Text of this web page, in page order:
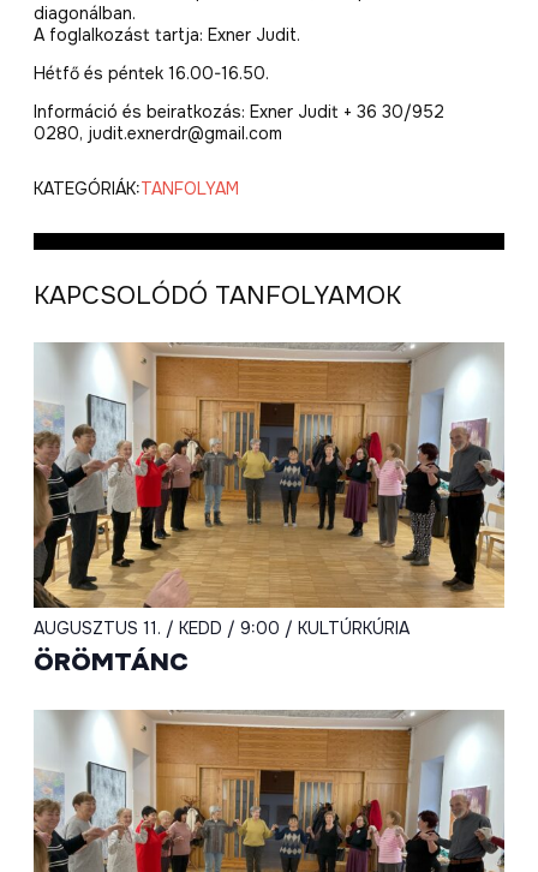
diagonálban.
A foglalkozást tartja: Exner Judit.
Hétfő és péntek 16.00-16.50.
Információ és beiratkozás: Exner Judit + 36 30/952
0280, judit.exnerdr@gmail.com
KATEGÓRIÁK:TANFOLYAM
KAPCSOLÓDÓ TANFOLYAMOK
AUGUSZTUS 11. / KEDD / 9:00 / KULTÚRKÚRIA
ÖRÖMTÁNC